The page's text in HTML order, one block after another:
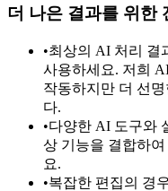
더 나은 결과를 위한
•최상의 AI 처리 결
사용하세요. 저희
작동하지만 더 선
다.
•다양한 AI 도구와
상 기능을 결합하
요.
•복잡한 편집의 경